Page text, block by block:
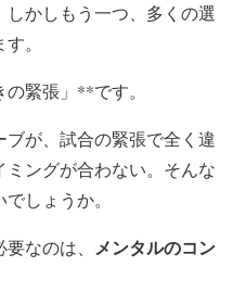
かしもう一つ、多くの選
。
緊張」**です。
が、試合の緊張で全く違
ングが合わない。そんな
しょうか。
なのは、 メンタルのコン